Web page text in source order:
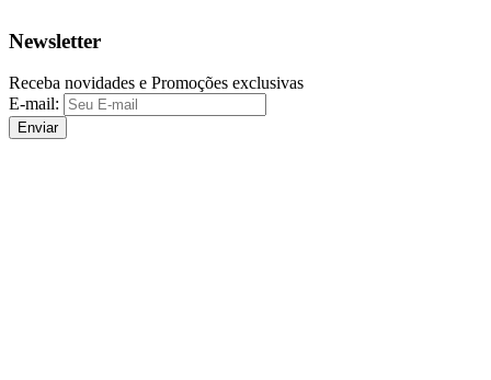
Newsletter
Receba novidades e Promoções exclusivas
E-mail:
Enviar